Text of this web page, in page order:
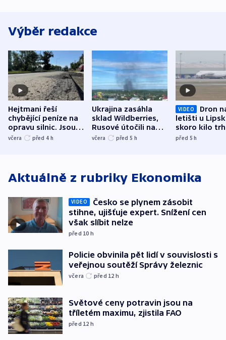
Výběr redakce
Hejtmani řeší
chybějící peníze na
opravu silnic. Jsou
nenárokové, namítá
včera před 4 h
Ukrajina zasáhla
sklad Wildberries,
Rusové útočili na
trh, hasiče či
včera před 5 h
VIDEO
Dron
letišti u
skoro kilo
indicie
před 5h
Aktuálně z rubriky Ekonomika
VIDEO
Česko se plynem zásobit
stihne, ujišťuje expert. Snížení cen
však slíbit nelze
před 10 h
Policie obvinila pět lidí v souvislosti s
veřejnou soutěží Správy železnic
včera před 12 h
Světové ceny potravin jsou na
tříletém maximu, zjistila FAO
před 12 h